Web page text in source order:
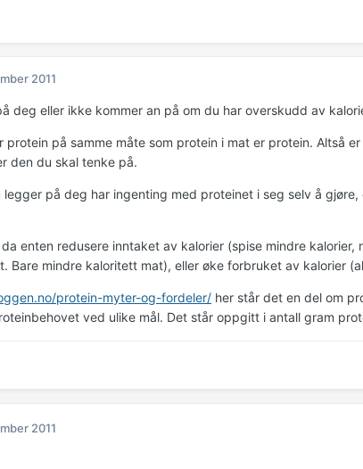
2011
deg eller ikke kommer an på om du har overskudd av
protein på samme måte som protein i mat er protein. Altså
den du skal tenke på.
legger på deg har ingenting med proteinet i seg selv å
enten redusere inntaket av kalorier (spise mindre
Bare mindre kaloritett mat), eller øke forbruket av kalorier
protein-myter-og-fordeler/ her står det en del om
ved ulike mål. Det står oppgitt i antall gram
2011